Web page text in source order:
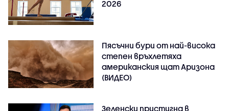
2026
Пясъчни бури от най-висока
степен връхлетяха
американския щат Аризона
(ВИДЕО)
Зеленски пристигна в